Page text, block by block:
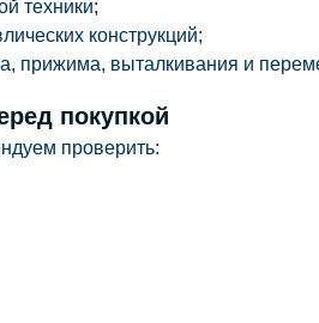
техники;
конструкций;
прижима, выталкивания и
покупкой
проверить: